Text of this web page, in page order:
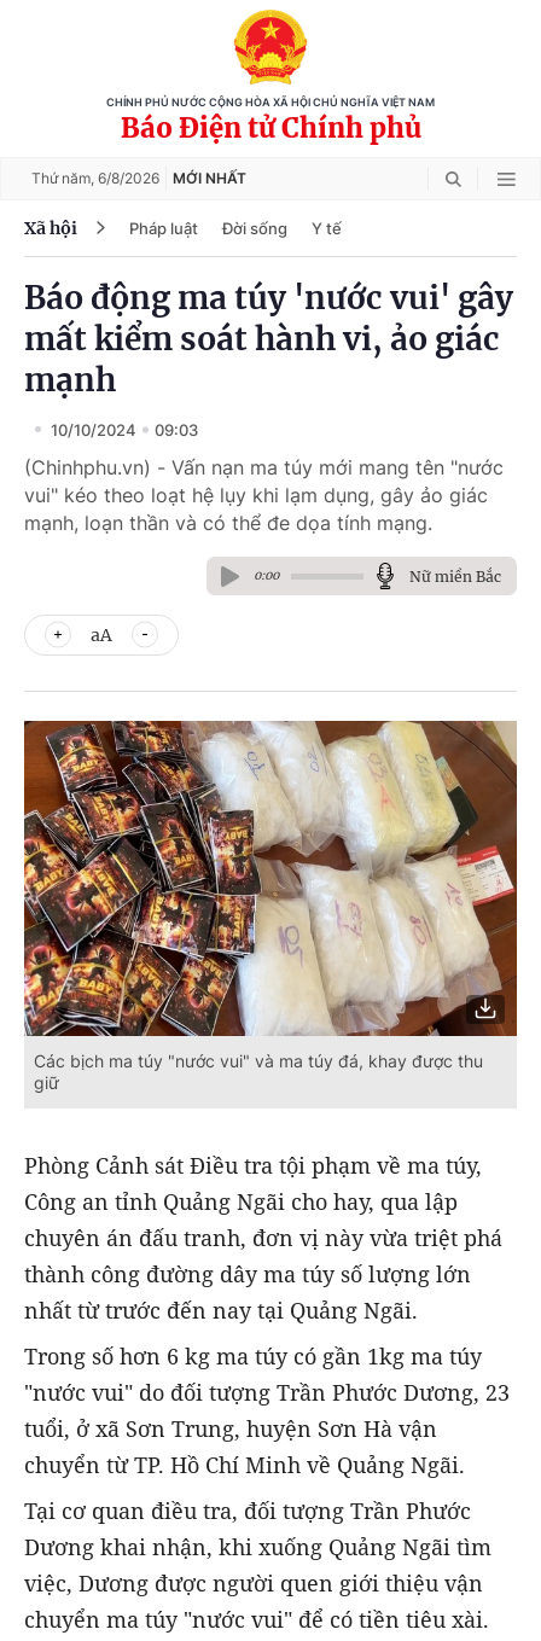
CHÍNH PHỦ NƯỚC CỘNG HÒA XÃ HỘI CHỦ NGHĨA VIỆT NAM
Báo Điện tử Chính phủ
Thứ năm, 6/8/2026 MỚI NHẤT
Xã hội Pháp luật Đời sống Y tế
Báo động ma túy 'nước vui' gây
mất kiểm soát hành vi, ảo giác
mạnh
10/10/2024 09:03
(Chinhphu.vn) - Vấn nạn ma túy mới mang tên "nước
vui" kéo theo loạt hệ lụy khi lạm dụng, gây ảo giác
mạnh, loạn thần và có thể đe dọa tính mạng.
0:00 Nữ miền Bắc
aA
Các bịch ma túy "nước vui" và ma túy đá, khay được thu
giữ
Phòng Cảnh sát Điều tra tội phạm về ma túy,
Công an tỉnh Quảng Ngãi cho hay, qua lập
chuyên án đấu tranh, đơn vị này vừa triệt phá
thành công đường dây ma túy số lượng lớn
nhất từ trước đến nay tại Quảng Ngãi.
Trong số hơn 6 kg ma túy có gần 1kg ma túy
"nước vui" do đối tượng Trần Phước Dương, 23
tuổi, ở xã Sơn Trung, huyện Sơn Hà vận
chuyển từ TP. Hồ Chí Minh về Quảng Ngãi.
Tại cơ quan điều tra, đối tượng Trần Phước
Dương khai nhận, khi xuống Quảng Ngãi tìm
việc, Dương được người quen giới thiệu vận
chuyển ma túy "nước vui" để có tiền tiêu xài.